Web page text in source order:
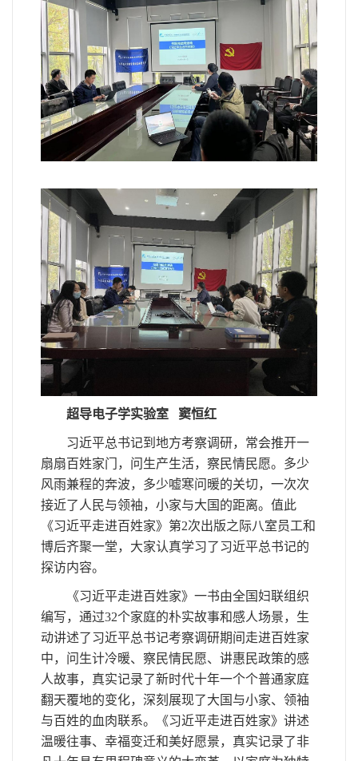
超导电子学实验室 窦恒红
习近平总书记到地方考察调研，常会推开一
扇扇百姓家门，问生产生活，察民情民愿。多少
风雨兼程的奔波，多少嘘寒问暖的关切，一次次
接近了人民与领袖，小家与大国的距离。值此
《习近平走进百姓家》第2次出版之际八室员工和
博后齐聚一堂，大家认真学习了习近平总书记的
探访内容。
《习近平走进百姓家》一书由全国妇联组织
编写，通过32个家庭的朴实故事和感人场景，生
动讲述了习近平总书记考察调研期间走进百姓家
中，问生计冷暖、察民情民愿、讲惠民政策的感
人故事，真实记录了新时代十年一个个普通家庭
翻天覆地的变化，深刻展现了大国与小家、领袖
与百姓的血肉联系。《习近平走进百姓家》讲述
温暖往事、幸福变迁和美好愿景，真实记录了非